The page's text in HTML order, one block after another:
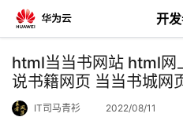
开
返
回
html当当书网站 html网
说书籍网页 当当书城网
IT司马青衫 2022/08/11